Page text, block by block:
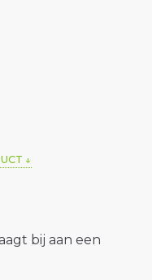
bij aan een